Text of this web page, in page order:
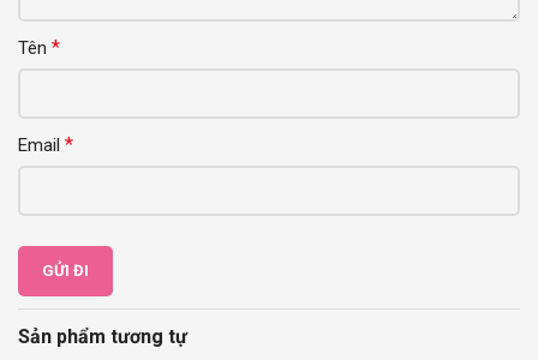
Tên *
Email *
Sản phẩm tương tự